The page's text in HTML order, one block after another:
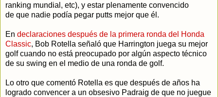
ranking mundial, etc), y estar plenamente convencido
de que nadie podía pegar putts mejor que él.
En declaraciones después de la primera ronda del Honda
Classic, Bob Rotella señaló que Harrington juega su mejor
golf cuando no está preocupado por algún aspecto técnico
de su swing en el medio de una ronda de golf.
Lo otro que comentó Rotella es que después de años ha
logrado convencer a un obsesivo Padraig de que no juegue